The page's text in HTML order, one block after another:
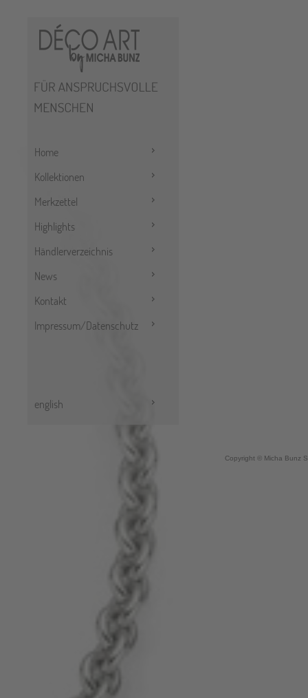
Copyright © Micha Bunz
Home
Kollektionen
Merkzettel
Highlights
Händlerverzeichnis
News
Kontakt
Impressum/Datenschutz
english